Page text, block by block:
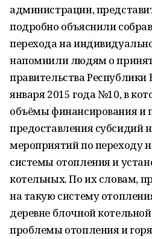
администрации,
подробно объяснили
перехода на
напомнили людям о
правительства Республики
января 2015 года №10, в
объёмы финансирования и
предоставления субсидий
мероприятий по переходу
системы отопления и
котельных. По их словам,
на такую систему
деревне блочной
проблемы отопления и